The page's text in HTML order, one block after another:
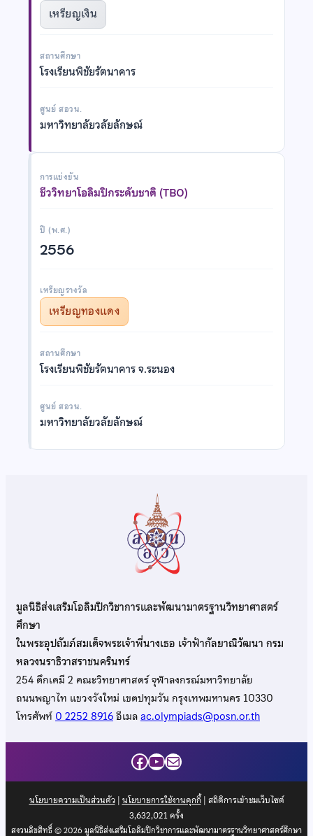
เหรียญเงิน
สถานศึกษา
โรงเรียนพิชัยรัตนาคาร
ศูนย์ สอวน.
มหาวิทยาลัยวลัยลักษณ์
การแข่งขัน
ชีววิทยาโอลิมปิกระดับชาติ (TBO)
ปี (พ.ศ.)
2556
เหรียญรางวัล
เหรียญทองแดง
สถานศึกษา
โรงเรียนพิชัยรัตนาคาร จ.ระนอง
ศูนย์ สอวน.
มหาวิทยาลัยวลัยลักษณ์
มูลนิธิส่งเสริมโอลิมปิกวิชาการและพัฒนามาตรฐานวิทยาศาสตร์
ศึกษา
ในพระอุปถัมภ์สมเด็จพระเจ้าพี่นางเธอ เจ้าฟ้ากัลยาณิวัฒนา กรม
หลวงนราธิวาสราชนครินทร์
254 ตึกเคมี 2 คณะวิทยาศาสตร์ จุฬาลงกรณ์มหาวิทยาลัย
ถนนพญาไท แขวงวังใหม่ เขตปทุมวัน กรุงเทพมหานคร 10330
โทรศัพท์0 2252 8916อีเมลac.olympiads@posn.or.th
Facebook
YouTube
Mail
นโยบายความเป็นส่วนตัว| นโยบายการใช้งานคุกกี้| สถิติการเข้าชมเว็บไซต์
3,632,021ครั้ง
สงวนลิขสิทธิ์ © 2026 มูลนิธิส่งเสริมโอลิมปิกวิชาการและพัฒนามาตรฐานวิทยาศาสตร์ศึกษา